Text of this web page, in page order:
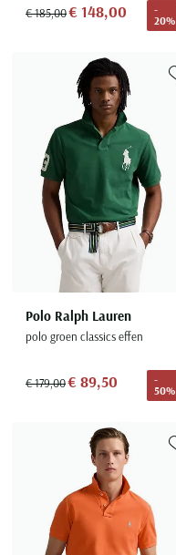
€ 185,00€ 148,00
-
20%
Polo Ralph Lauren
polo groen classics effen
€ 179,00€ 89,50
-
50%